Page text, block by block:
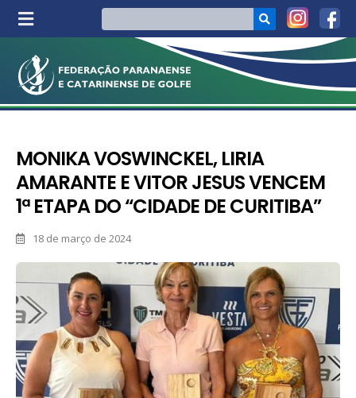
MONIKA VOSWINCKEL, LIRIA
AMARANTE E VITOR JESUS VENCEM
1ª ETAPA DO “CIDADE DE CURITIBA”
18 de março de 2024